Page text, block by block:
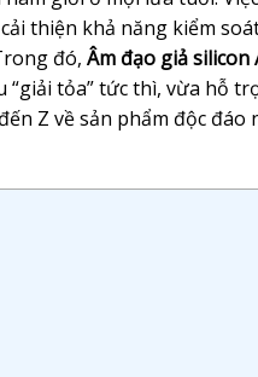
thiện khả năng kiểm
đó, Âm đạo giả silicon
tỏa” tức thì, vừa hỗ
Z về sản phẩm độc đáo